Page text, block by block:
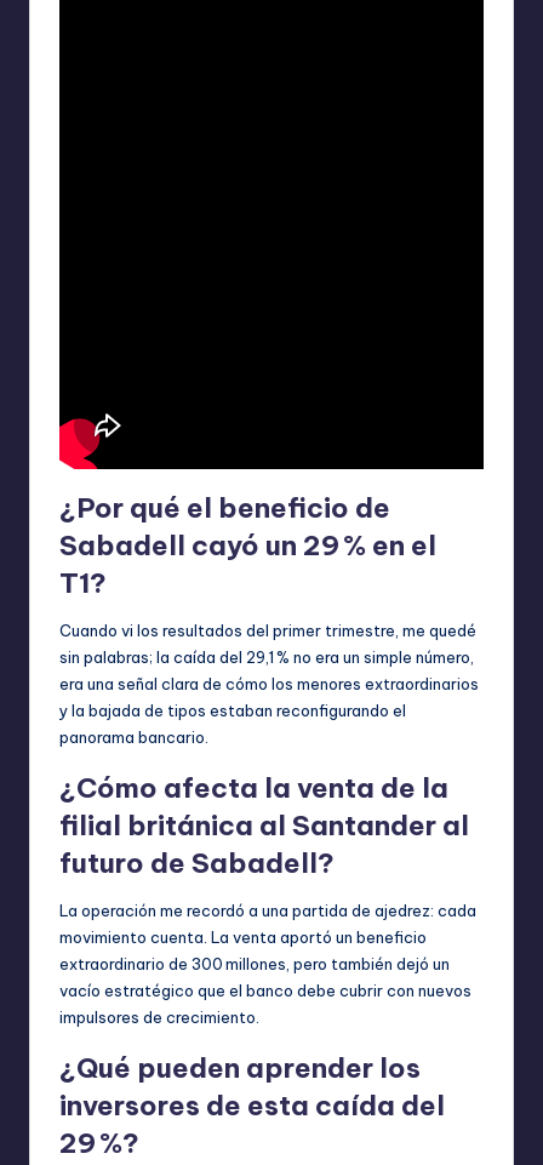
¿Por qué el beneficio de
Sabadell cayó un 29 % en el
T1?
Cuando vi los resultados del primer trimestre, me quedé
sin palabras; la caída del 29,1 % no era un simple número,
era una señal clara de cómo los menores extraordinarios
y la bajada de tipos estaban reconfigurando el
panorama bancario.
¿Cómo afecta la venta de la
filial británica al Santander al
futuro de Sabadell?
La operación me recordó a una partida de ajedrez: cada
movimiento cuenta. La venta aportó un beneficio
extraordinario de 300 millones, pero también dejó un
vacío estratégico que el banco debe cubrir con nuevos
impulsores de crecimiento.
¿Qué pueden aprender los
inversores de esta caída del
29 %?